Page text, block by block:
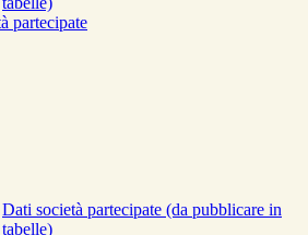
partecipate
Dati società partecipate (da pubblicare in
tabelle)